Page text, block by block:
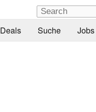
Deals Suche Jobs